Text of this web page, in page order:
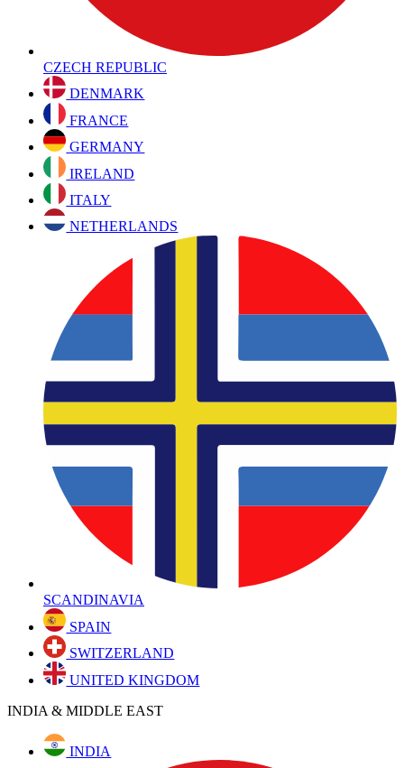
CZECH REPUBLIC
DENMARK
FRANCE
GERMANY
IRELAND
ITALY
NETHERLANDS
SCANDINAVIA
SPAIN
SWITZERLAND
UNITED KINGDOM
INDIA & MIDDLE EAST
INDIA